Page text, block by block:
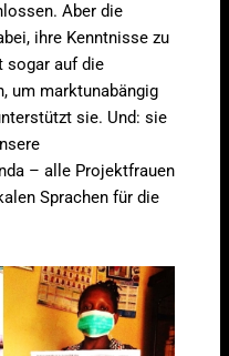
Aber die
ihre Kenntnisse zu
sogar auf die
um marktunabängig
sie. Und: sie
– alle Projektfrauen
Sprachen für die